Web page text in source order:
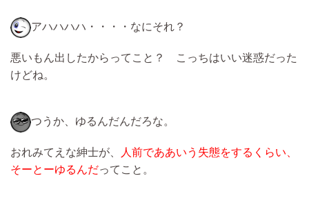
アハハハハ・・・・なにそれ？
悪いもん出したからってこと？ こっちはいい迷惑だった
けどね。
つうか、ゆるんだんだろな。
おれみてえな紳士が、
人前でああいう失態をするくらい、
そーとーゆるんだってこと。